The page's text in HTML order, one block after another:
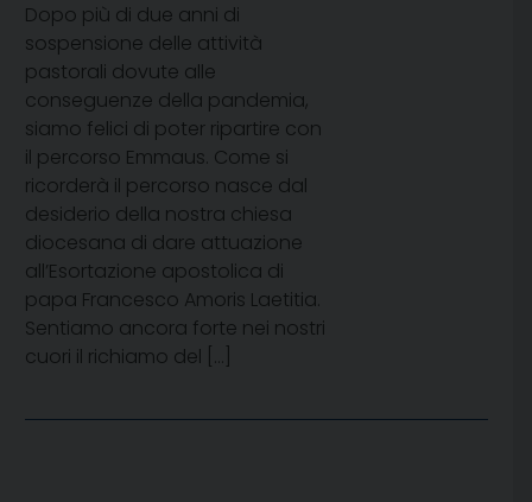
Dopo più di due anni di
sospensione delle attività
pastorali dovute alle
conseguenze della pandemia,
siamo felici di poter ripartire con
il percorso Emmaus. Come si
ricorderà il percorso nasce dal
desiderio della nostra chiesa
diocesana di dare attuazione
all’Esortazione apostolica di
papa Francesco Amoris Laetitia.
Sentiamo ancora forte nei nostri
cuori il richiamo del […]